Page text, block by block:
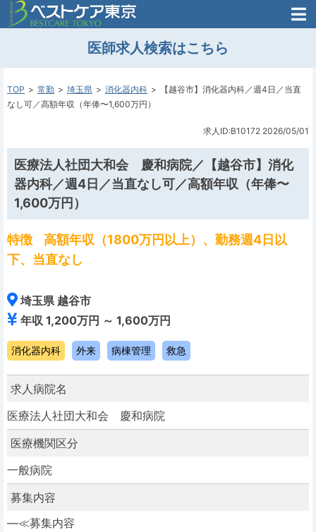
医師がはじめた
医師のための
転職支援
転職支援のお問い合わせ
医師求人検索はこちら
TOP 常勤 埼玉県 消化器内科
【越谷市】消化器内科／週4日／当直
なし可／高額年収（年俸〜1,600万円）
求人ID:B10172 2026/05/01
医療法人社団大和会 慶和病院／【越谷市】消化
器内科／週4日／当直なし可／高額年収（年俸〜
1,600万円）
特徴 高額年収（1800万円以上）、勤務週4日以
下、当直なし
埼玉県 越谷市
年収 1,200万円 ～ 1,600万円
消化器内科 外来 病棟管理 救急
求人病院名
医療法人社団大和会 慶和病院
医療機関区分
一般病院
募集内容
―≪募集内容